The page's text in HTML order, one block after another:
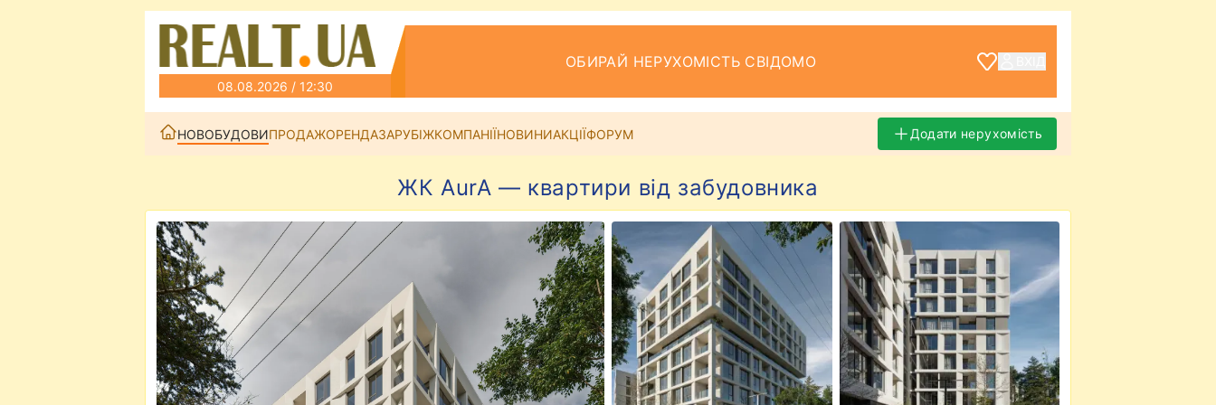
08.08.2026 / 12:30
ОБИРАЙ НЕРУХОМІСТЬ СВІДОМО
НОВОБУДОВИПРОДАЖОРЕНДАЗАРУБІЖКОМПАНІЇНОВИНИАКЦІЇФОРУМ Додати нерухомість
ЖК AurA — квартири від забудовника